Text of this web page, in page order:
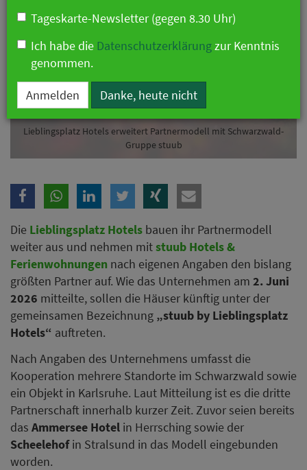
Lieblingsplatz Hotels erweitert Partnermodell mit Schwarzwald-
Gruppe stuub
Die Lieblingsplatz Hotels bauen ihr Partnermodell
weiter aus und nehmen mitstuub Hotels &
Ferienwohnungen nach eigenen Angaben den bislang
größten Partner auf. Wie das Unternehmen am 2. Juni
2026 mitteilte, sollen die Häuser künftig unter der
gemeinsamen Bezeichnung „stuub by Lieblingsplatz
Hotels“ auftreten.
Nach Angaben des Unternehmens umfasst die
Kooperation mehrere Standorte im Schwarzwald sowie
ein Objekt in Karlsruhe. Laut Mitteilung ist es die dritte
Partnerschaft innerhalb kurzer Zeit. Zuvor seien bereits
das Ammersee Hotel in Herrsching sowie der
Scheelehofin Stralsund in das Modell eingebunden
worden.
Tageskarte-Newsletter (gegen 8.30 Uhr)
Ich habe die Datenschutzerklärungzur Kenntnis
genommen.
Anmelden Danke, heute nicht